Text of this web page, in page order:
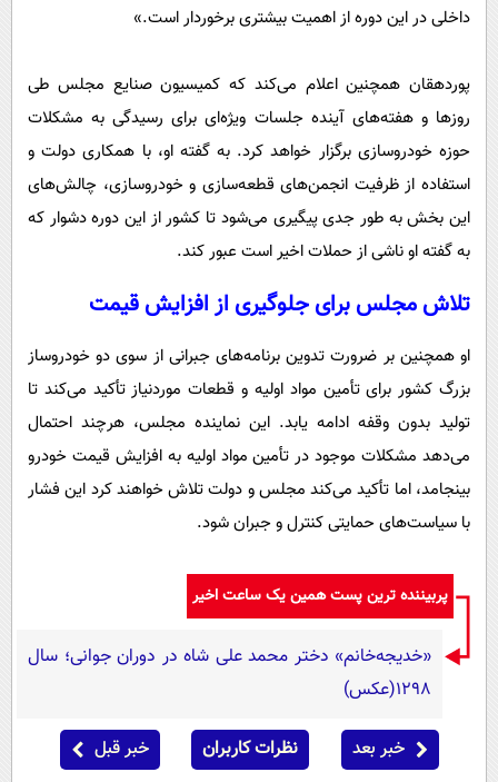
داخلی در این دوره از اهمیت بیشتری برخوردار است.»
پوردهقان همچنین اعلام می‌کند که کمیسیون صنایع مجلس طی
روزها و هفته‌های آینده جلسات ویژه‌ای برای رسیدگی به مشکلات
حوزه خودروسازی برگزار خواهد کرد. به گفته او، با همکاری دولت و
استفاده از ظرفیت انجمن‌های قطعه‌سازی و خودروسازی، چالش‌های
این بخش به ‌طور جدی پیگیری می‌شود تا کشور از این دوره دشوار که
به گفته او ناشی از حملات اخیر است عبور کند.
تلاش مجلس برای جلوگیری از افزایش قیمت
او همچنین بر ضرورت تدوین برنامه‌های جبرانی از سوی دو خودروساز
بزرگ کشور برای تأمین مواد اولیه و قطعات موردنیاز تأکید می‌کند تا
تولید بدون وقفه ادامه یابد. این نماینده مجلس، هرچند احتمال
می‌دهد مشکلات موجود در تأمین مواد اولیه به افزایش قیمت خودرو
بینجامد، اما تأکید می‌کند مجلس و دولت تلاش خواهند کرد این فشار
با سیاست‌های حمایتی کنترل و جبران شود.
پربیننده ترین پست همین یک ساعت اخیر
«خدیجه‌خانم» دختر محمد علی شاه در دوران جوانی؛ سال
1298(عکس)
خبر بعد نظرات کاربران خبر قبل